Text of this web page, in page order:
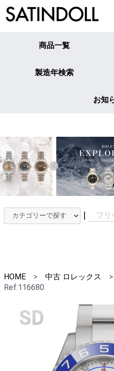
商品一覧
製造年検索
お知
｜
HOME > 中古 ロレックス >
Ref:116680